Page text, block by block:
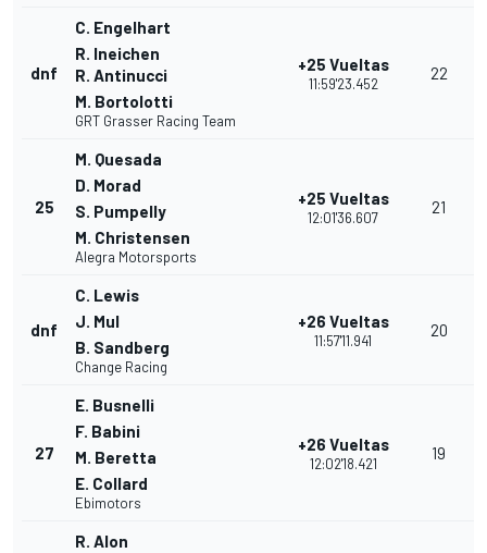
dnf
C. Engelhart
R. Ineichen
R. Antinucci
M. Bortolotti
GRT Grasser Racing Team
+25 Vueltas
11:59'23.452
22
25
M. Quesada
D. Morad
S. Pumpelly
M. Christensen
Alegra Motorsports
+25 Vueltas
12:01'36.607
21
dnf
C. Lewis
J. Mul
B. Sandberg
Change Racing
+26 Vueltas
11:57'11.941
20
27
E. Busnelli
F. Babini
M. Beretta
E. Collard
Ebimotors
+26 Vueltas
12:02'18.421
19
R. Alon